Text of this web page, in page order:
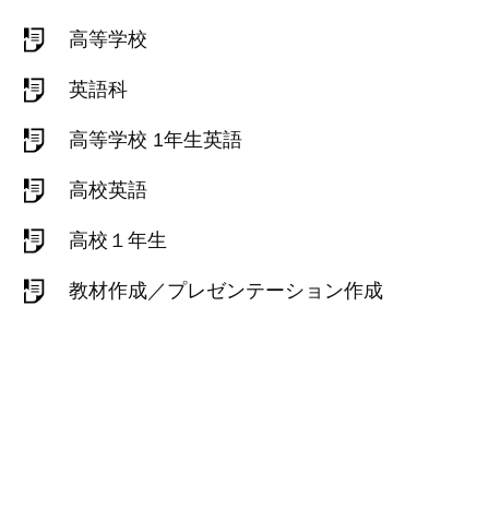
高等学校
英語科
高等学校 1年生英語
高校英語
高校１年生
教材作成／プレゼンテーション作成